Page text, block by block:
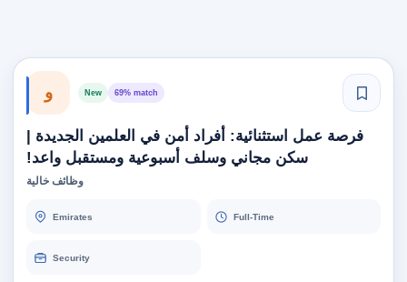
و New 69% match
فرصة عمل استثنائية: أفراد أمن في العلمين الجديدة |
سكن مجاني وسلف أسبوعية ومستقبل واعد!
وظائف خالية
Emirates Full-Time
Security